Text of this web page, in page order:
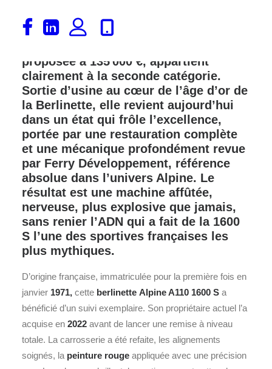
ll y a des Alpine A110 qui racontent
une histoire, et il y a celles qui la
proposée à 135 000 €, appartient
clairement à la seconde catégorie.
Sortie d’usine au cœur de l’âge d’or de
la Berlinette, elle revient aujourd’hui
dans un état qui frôle l’excellence,
portée par une restauration complète
et une mécanique profondément revue
par Ferry Développement, référence
absolue dans l’univers Alpine. Le
résultat est une machine affûtée,
nerveuse, plus explosive que jamais,
sans renier l’ADN qui a fait de la 1600
S l’une des sportives françaises les
plus mythiques.
D’origine française, immatriculée pour la première fois en
janvier 1971, cette berlinette AlpineA110 1600 S a
bénéficié d’un suivi exemplaire. Son propriétaire actuel l’a
acquise en 2022 avant de lancer une remise à niveau
totale. La carrosserie a été refaite, les alignements
soignés, la peinture rouge appliquée avec une précision